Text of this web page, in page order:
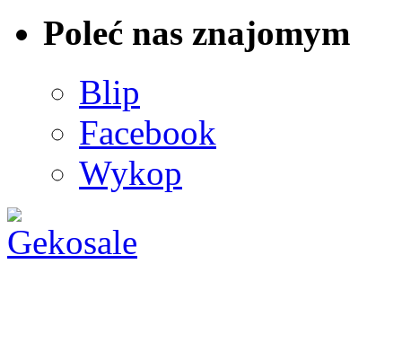
Poleć nas znajomym
Blip
Facebook
Wykop